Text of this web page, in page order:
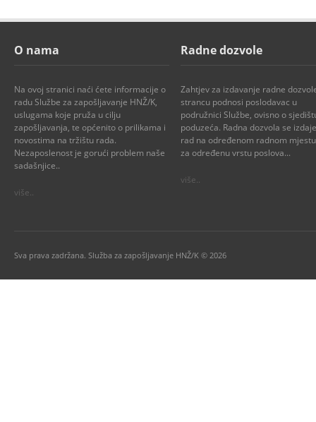
O nama
Na ovoj stranici naći ćete informacije o
radu Službe za zapošljavanje HNŽ/K,
uslugama koje pruža u cilju
zapošljavanja, te općenito o prilikama i
novostima na tržištu rada.
Nezaposlenost je gorući problem naše
sadašnjice..
više..
Radne dozvole
Zahtjev za izdavanje radne
strancu podnosi poslodavac u
podružnici Službe, ovisno o
poduzeća. Radna dozvola se
rad na određenom radnom
za određenu vrstu poslova...
više..
Sva prava zadržana. Služba za zapošljavanje HNŽ/K © 2026